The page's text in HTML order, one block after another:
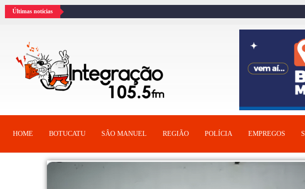
Últimas notícias
HOME BOTUCATU SÂO MANUEL REGIÃO POLÍCIA EMPREGOS